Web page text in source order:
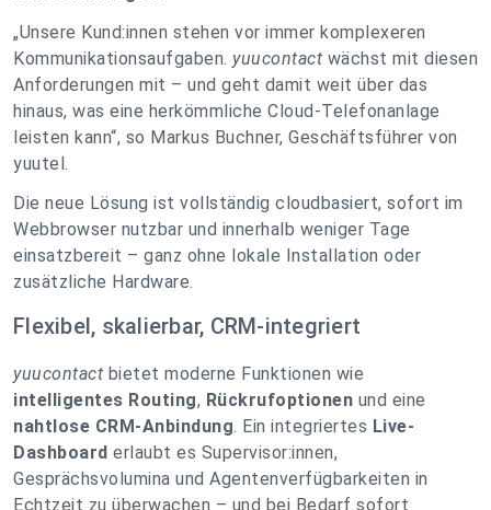
„Unsere Kund:innen stehen vor immer komplexeren
Kommunikationsaufgaben. yuucontact wächst mit diesen
Anforderungen mit – und geht damit weit über das
hinaus, was eine herkömmliche Cloud-Telefonanlage
leisten kann“, so Markus Buchner, Geschäftsführer von
yuutel.
Die neue Lösung ist vollständig cloudbasiert, sofort im
Webbrowser nutzbar und innerhalb weniger Tage
einsatzbereit – ganz ohne lokale Installation oder
zusätzliche Hardware.
Flexibel, skalierbar, CRM-integriert
yuucontact bietet moderne Funktionen wie
intelligentes Routing, Rückrufoptionen und eine
nahtlose CRM-Anbindung. Ein integriertes Live-
Dashboard erlaubt es Supervisor:innen,
Gesprächsvolumina und Agentenverfügbarkeiten in
Echtzeit zu überwachen – und bei Bedarf sofort